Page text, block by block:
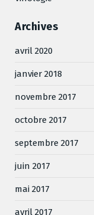
Archives
avril 2020
janvier 2018
novembre 2017
octobre 2017
septembre 2017
juin 2017
mai 2017
avril 2017